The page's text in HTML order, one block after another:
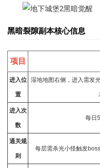
黑暗裂隙副本核心信息
项目
进入位
置
湿地地图右侧，进入需发
进入次
数
每日
通关规
则
每层需杀光小怪触发